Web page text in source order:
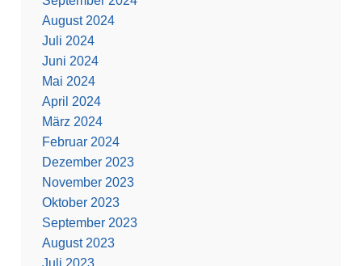
August 2024
Juli 2024
Juni 2024
Mai 2024
April 2024
März 2024
Februar 2024
Dezember 2023
November 2023
Oktober 2023
September 2023
August 2023
Juli 2023